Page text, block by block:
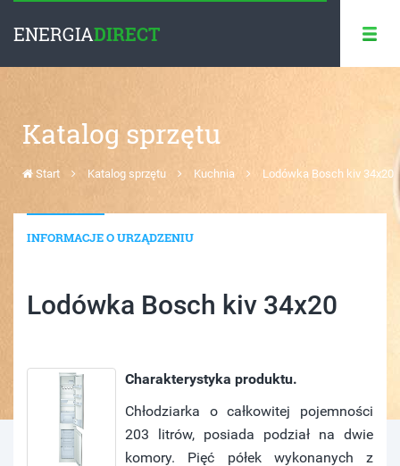
ENERGIADIRECT
Katalog sprzętu
Start Katalog sprzętu Kuchnia Lodówka Bosch kiv 34x20
INFORMACJE O URZĄDZENIU
Lodówka Bosch kiv 34x20
Charakterystyka produktu.
Chłodziarka o całkowitej pojemności
203 litrów, posiada podział na dwie
komory. Pięć półek wykonanych z